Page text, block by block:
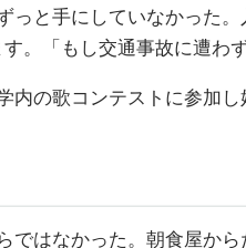
っと手にしていなかった
。「もし交通事故に遭わ
の歌コンテストに参加
はなかった。朝食屋から